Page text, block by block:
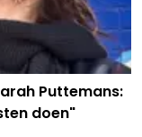
Puttemans:
doen"